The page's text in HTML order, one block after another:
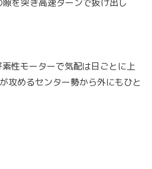
を突き高速ターンで抜け出し
性モーターで気配は日ごとに上
攻めるセンター勢から外にもひと